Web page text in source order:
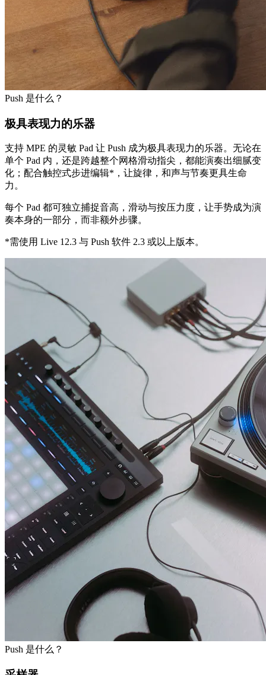
Push 是什么？
极具表现力的乐器
支持 MPE 的灵敏 Pad 让 Push 成为极具表现力的乐器。无论在
单个 Pad 内，还是跨越整个网格滑动指尖，都能演奏出细腻变
化；配合触控式步进编辑*，让旋律，和声与节奏更具生命
力。
每个 Pad 都可独立捕捉音高，滑动与按压力度，让手势成为演
奏本身的一部分，而非额外步骤。
*需使用 Live 12.3 与 Push 软件 2.3 或以上版本。
Push 是什么？